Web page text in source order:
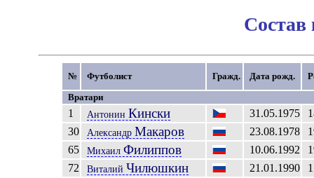
№ Футболист Гражд. Дата рожд.
Вратари
1 Антонин Кински 31.05.1975
30
Александр Макаров 23.08.1978
65
Михаил Филиппов 10.06.1992
72
Виталий Чилюшкин 21.01.1990